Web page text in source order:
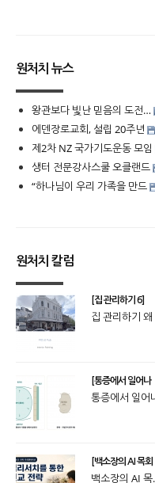
원처치 뉴스
왕관보다 빛난 믿음의 도전…
에덴장로교회, 설립 20주년
제2차 NZ 국가기도운동 모임
생터 전문강사스쿨 오클랜드
“하나님이 우리 가족을 만드
원처치 칼럼
[집 관리하기 6]
집 관리하기 왜
[통증에서 일어나
통증에서 일어
[백소장의 AI 목회
백소장의 AI 목